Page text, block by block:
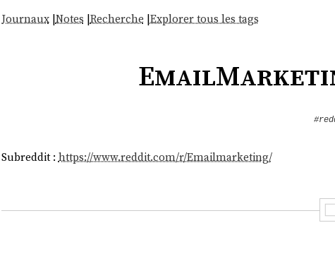
Journaux|Notes |Recherche |Explorer tous les tags
Subreddit : https://www.reddit.com/r/Emailmarketing/